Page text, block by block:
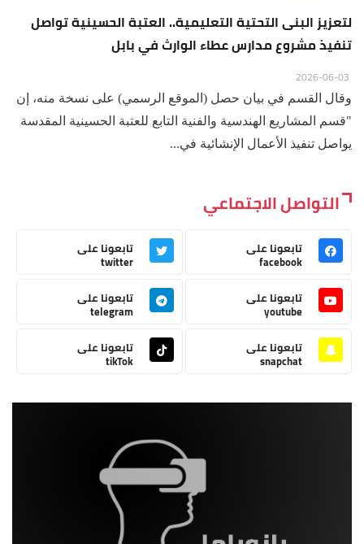
لتعزيز البنى التحتية التعليمية.. العتبة الحسينية تواصل
تنفيذ مشروع مدارس عطاء الوارث في بابل
وقال القسم في بيان حصل (الموقع الرسمي) على نسخة منه، إن
"قسم المشاريع الهندسية والفنية التابع للعتبة الحسينية المقدسة
يواصل تنفيذ الأعمال الإنشائية في...
التواصل الاجتماعي
تابعونا على
facebook
تابعونا على
twitter
تابعونا على
youtube
تابعونا على
telegram
تابعونا على
snapchat
تابعونا على
tikTok